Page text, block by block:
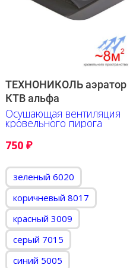
ТЕХНОНИКОЛЬ аэратор
КТВ альфа
Осушающая вентиляция
кровельного пирога
750 ₽
зеленый 6020
коричневый 8017
красный 3009
серый 7015
синий 5005